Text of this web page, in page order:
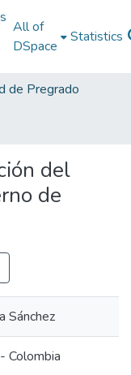
All of
DSpace
Statistics
de Pregrado
del
de
Sánchez
Colombia